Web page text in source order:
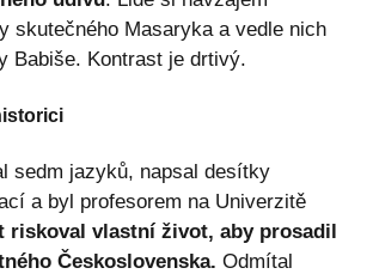
skutečného Masaryka a vedle nich
Babiše. Kontrast je drtivý.
sedm jazyků, napsal desítky
a byl profesorem na Univerzitě
riskoval vlastní život, aby prosadil
Československa. Odmítal